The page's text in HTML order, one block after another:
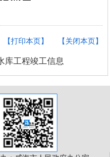
【关闭本页】
【打印本页】
库工程竣工信息